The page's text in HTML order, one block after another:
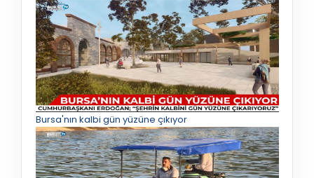
Bursa'nın kalbi gün yüzüne çıkıyor